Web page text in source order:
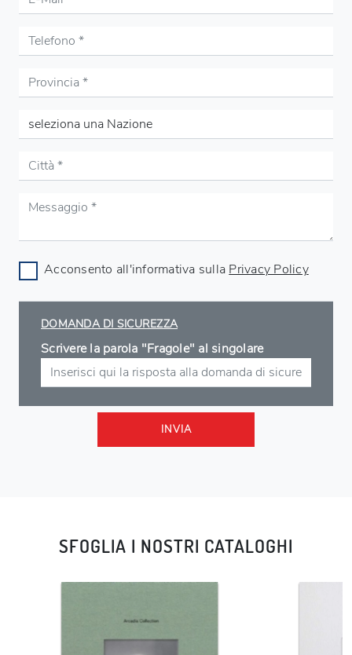
Acconsento all'informativa sulla Privacy Policy
DOMANDA DI SICUREZZA
Scrivere la parola "Fragole" al singolare
INVIA
SFOGLIA I NOSTRI CATALOGHI